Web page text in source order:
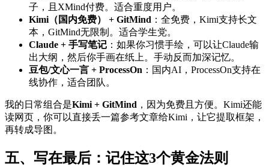
子，且XMind付费。适合重度用户。
Kimi（国内免费） + GitMind ：全免费，Kimi支持长文
本，GitMind无限制。适合学生党。
Claude + 手写笔记 ：如果你习惯手绘，可以让Claude输
出大纲，然后你手画在纸上。手动反而加深记忆。
豆包/文心一言 + ProcessOn ：国内AI，ProcessOn支持在
线协作，适合团队。
我的日常组合是Kimi + GitMind ，因为免费且方便。Kimi还能
读网页，你可以直接丢一篇参考文章给Kimi，让它提取框架，
再转成导图。
五、写在最后：记住这3个黄金法则